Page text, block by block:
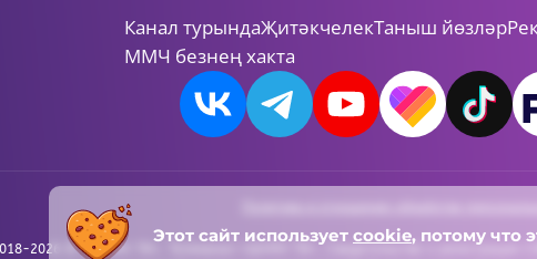
Канал турындаҖитәкчелекТаныш йөзләр
ММЧ безнең хакта
2026 © «ШАЯН ТВ». Телеканал «ШАЯН ТВ», Свидетельство о
Этот сайт использует cookie, потому что